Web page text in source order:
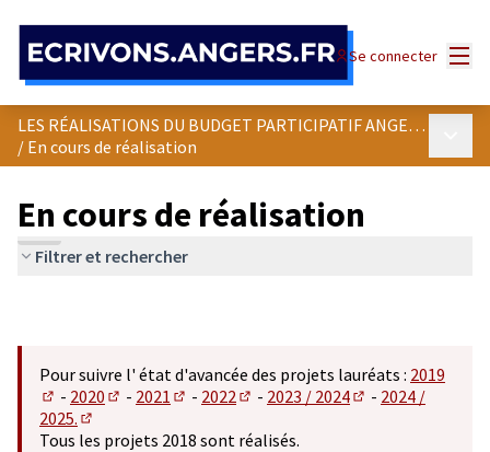
Se connecter
LES RÉALISATIONS DU BUDGET PARTICIPATIF ANGEVIN
/ En cours de réalisation
En cours de réalisation
Filtrer et rechercher
Pour suivre l' état d'avancée des projets lauréats : 2019
(S'ouvre dans un nouvel onglet)
- 2020
(S'ouvre dans un nouvel onglet)
- 2021
(S'ouvre dans un nouvel onglet)
- 2022
(S'ouvre dans un nouvel onglet)
- 2023 / 2024
(S'ouvre dans un
- 2024 /
2025.
(S'ouvre dans un nouvel onglet)
Tous les projets 2018 sont réalisés.